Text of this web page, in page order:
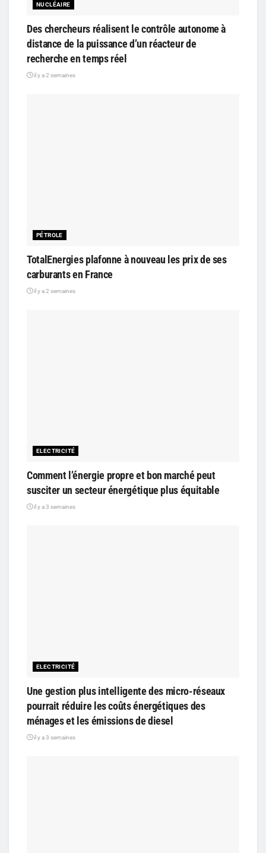
NUCLÉAIRE
Des chercheurs réalisent le contrôle autonome à
distance de la puissance d’un réacteur de
recherche en temps réel
il y a 2 semaines
PÉTROLE
TotalEnergies plafonne à nouveau les prix de ses
carburants en France
il y a 2 semaines
ELECTRICITÉ
Comment l’énergie propre et bon marché peut
susciter un secteur énergétique plus équitable
il y a 3 semaines
ELECTRICITÉ
Une gestion plus intelligente des micro-réseaux
pourrait réduire les coûts énergétiques des
ménages et les émissions de diesel
il y a 3 semaines